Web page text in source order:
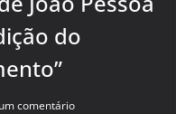
do
comentário